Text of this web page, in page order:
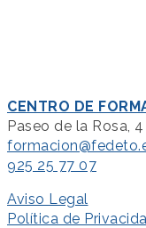
CENTRO DE
Paseo de la Rosa, 4
925 25 77 07
Aviso Legal
Política de